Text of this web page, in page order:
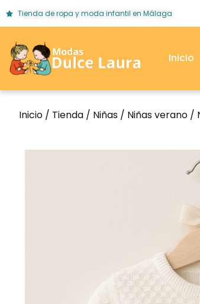
Tienda de ropa y moda infantil en Málaga
Inicio
Inicio / Tienda / Niñas / Niñas verano /